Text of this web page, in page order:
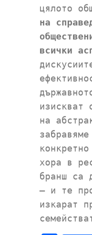
цялото
на
всички
изискват
на
хора в
бранш са
– и те
изкарат